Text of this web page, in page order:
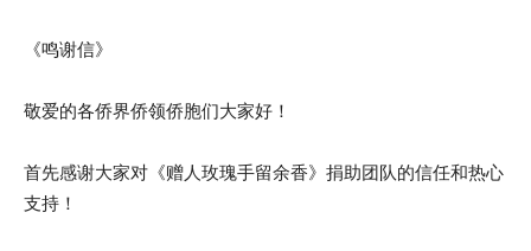
《鸣谢信》
敬爱的各侨界侨领侨胞们大家好！
首先感谢大家对《赠人玫瑰手留余香》捐助团队的信任和热心
支持！